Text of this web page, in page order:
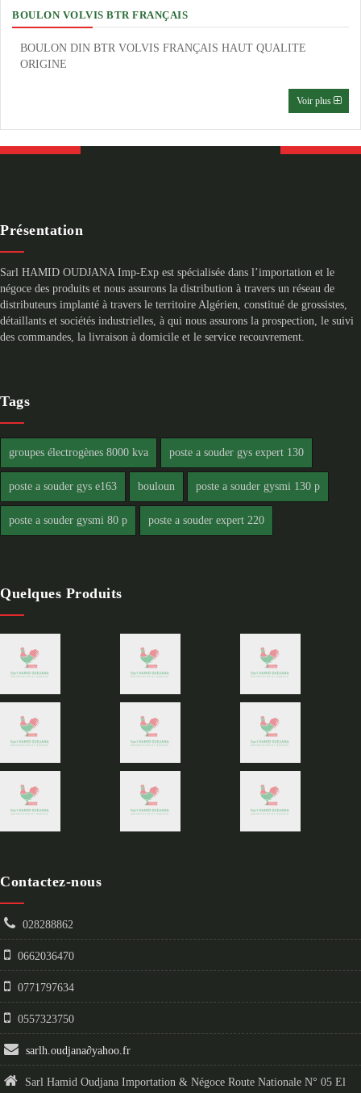
BOULON VOLVIS BTR FRANÇAIS
BOULON DIN BTR VOLVIS FRANÇAIS HAUT QUALITE
ORIGINE
Voir plus
Présentation
Sarl HAMID OUDJANA Imp-Exp est spécialisée dans l’importation et le
négoce des produits et nous assurons la distribution à travers un réseau de
distributeurs implanté à travers le territoire Algérien, constitué de grossistes,
détaillants et sociétés industrielles, à qui nous assurons la prospection, le suivi
des commandes, la livraison à domicile et le service recouvrement.
Tags
groupes électrogènes 8000 kva poste a souder gys expert 130
poste a souder gys e163 bouloun poste a souder gysmi 130 p
poste a souder gysmi 80 p poste a souder expert 220
Quelques Produits
Contactez-nous
028288862
0662036470
0771797634
0557323750
sarlh.oudjana∂yahoo.fr
Sarl Hamid Oudjana Importation & Négoce Route Nationale N° 05 El